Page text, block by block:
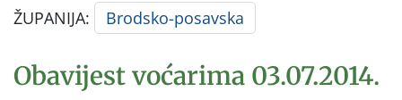
ŽUPANIJA: Brodsko-posavska
Obavijest voćarima 03.07.2014.